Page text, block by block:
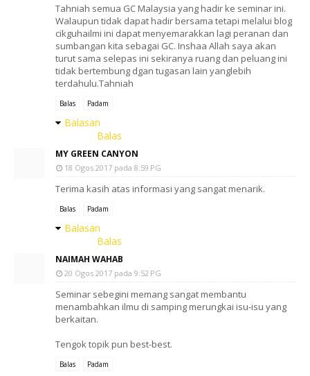
Tahniah semua GC Malaysia yang hadir ke seminar ini.
Walaupun tidak dapat hadir bersama tetapi melalui blog
cikguhailmi ini dapat menyemarakkan lagi peranan dan
sumbangan kita sebagai GC. Inshaa Allah saya akan
turut sama selepas ini sekiranya ruang dan peluang ini
tidak bertembung dgan tugasan lain yanglebih
terdahulu.Tahniah
Balas Padam
Balasan
Balas
MY GREEN CANYON
18 Ogos 2017 pada 8:59 PG
Terima kasih atas informasi yang sangat menarik.
Balas Padam
Balasan
Balas
NAIMAH WAHAB
20 Ogos 2017 pada 9:52 PG
Seminar sebegini memang sangat membantu
menambahkan ilmu di samping merungkai isu-isu yang
berkaitan.
Tengok topik pun best-best.
Balas Padam